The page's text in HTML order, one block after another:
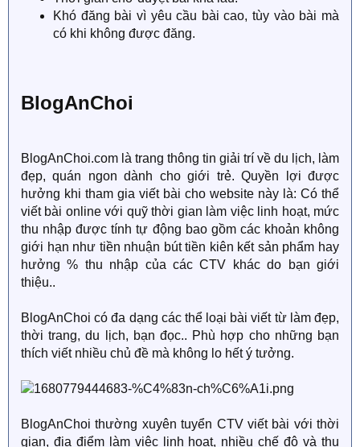
Khó đăng bài vì yêu cầu bài cao, tùy vào bài mà
có khi không được đăng.
BlogAnChoi
BlogAnChoi.com là trang thông tin giải trí về du lịch, làm
đẹp, quán ngon dành cho giới trẻ. Quyền lợi được
hưởng khi tham gia viết bài cho website này là: Có thể
viết bài online với quỹ thời gian làm việc linh hoạt, mức
thu nhập được tính tự động bao gồm các khoản không
giới hạn như tiền nhuận bút tiền kiên kết sản phẩm hay
hưởng % thu nhập của các CTV khác do bạn giới
thiệu..
BlogAnChoi có đa dạng các thể loại bài viết từ làm đẹp,
thời trang, du lịch, bạn đọc.. Phù hợp cho những bạn
thích viết nhiều chủ đề mà không lo hết ý tưởng.
BlogAnChoi thường xuyên tuyển CTV viết bài với thời
gian, địa điểm làm việc linh hoạt, nhiều chế độ và thu